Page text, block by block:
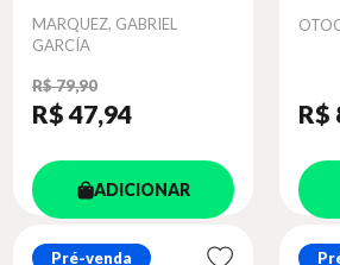
Autor
MARQUEZ, GABRIEL
GARCÍA
R$ 79,90
R$ 47,94
ADICIONAR
R$
Pré-venda